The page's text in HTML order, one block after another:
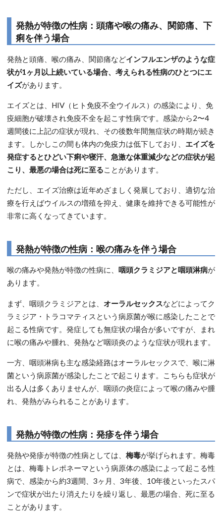
発熱が特徴の性病：頭痛や喉の痛み、関節痛、下
痢を伴う場合
発熱と頭痛、喉の痛み、関節痛などインフルエンザのような症
状が1ヶ月以上続いている場合、考えられる性病のひとつにエ
イズがあります。
エイズとは、HIV（ヒト免疫不全ウイルス）の感染により、免
疫細胞が破壊され免疫不全を起こす性病です。感染から2〜4
週間後に上記の症状が現れ、その後数年間無症状の時期が続き
ます。しかしこの間も体内の免疫力は低下しており、 エイズを
発症するとひどい下痢や寝汗、急激な体重減少などの症状が起
こり、最悪の場合は死に至ることがあります。
ただし、エイズ治療は近年めざましく発展しており、適切な治
療を行えばウイルスの増殖を抑え、健康を維持できる可能性が
非常に高くなってきています。
発熱が特徴の性病：喉の痛みを伴う場合
喉の痛みや発熱が特徴の性病に、 咽頭クラミジアと咽頭淋病が
あります。
まず、咽頭クラミジアとは、 オーラルセックスなどによってク
ラミジア・トラコマティスという病原菌が喉に感染したことで
起こる性病です。発症しても無症状の場合が多いですが、まれ
に喉の痛みや腫れ、発熱など咽頭炎のような症状が現れます。
一方、咽頭淋病も主な感染経路はオーラルセックスで、喉に淋
菌という病原菌が感染したことで起こります。こちらも症状が
出る人は多くありませんが、咽頭の炎症によって喉の痛みや腫
れ、発熱がみられることがあります。
発熱が特徴の性病：発疹を伴う場合
発熱や発疹が特徴の性病としては、 梅毒が挙げられます。梅毒
とは、梅毒トレポネーマという病原体の感染によって起こる性
病で、感染から約3週間、3ヶ月、3年後、10年後といったスパ
ンで症状が出たり消えたりを繰り返し、最悪の場合、死に至る
ことがあります。